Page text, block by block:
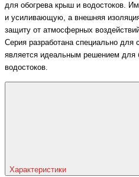
для обогрева крыш и водостоков.
и усиливающую, а внешняя
защиту от атмосферных
Серия разработана специально
является идеальным решением для
водостоков.
Характеристики